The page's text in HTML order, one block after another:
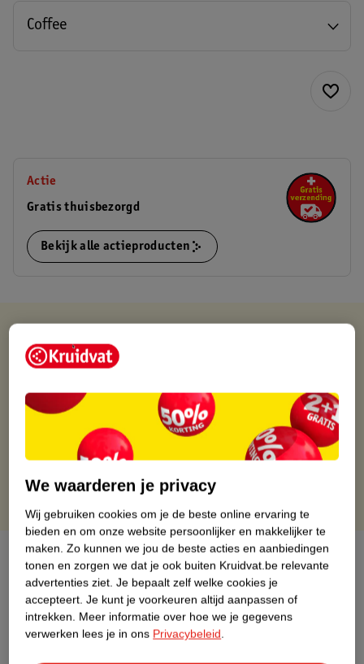
Coffee
Actie
Gratis thuisbezorgd
Bekijk alle actieproducten
Gratis ophalen in de winkel
Op werkdagen voor 22:00 uur besteld, volgende dag in huis
Gratis thuisbezorgd vanaf 50.00
Gratis retourneren binnen 30 dagen
Gratis punten met je Kruidvat kaart
Over dit product
Productinformatie
Etiketinformatie
We waarderen je privacy
Wij gebruiken cookies om je de beste online ervaring te
bieden en om onze website persoonlijker en makkelijker te
maken. Zo kunnen we jou de beste acties en aanbiedingen
tonen en zorgen we dat je ook buiten Kruidvat.be relevante
advertenties ziet. Je bepaalt zelf welke cookies je
accepteert. Je kunt je voorkeuren altijd aanpassen of
intrekken. Meer informatie over hoe we je gegevens
verwerken lees je in ons Privacybeleid.